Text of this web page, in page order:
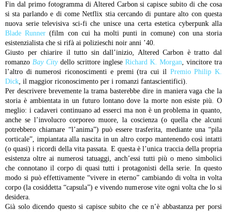
Fin dal primo fotogramma di Altered Carbon si capisce subito di che cosa
si sta parlando e di come Netflix stia cercando di puntare alto con questa
nuova serie televisiva sci-fi che unisce una certa estetica cyberpunk alla
Blade Runner (film con cui ha molti punti in comune) con una storia
esistenzialista che si rifà ai polizieschi noir anni ’40.
Giusto per chiarire il tutto sin dall’inizio, Altered Carbon è tratto dal
romanzo Bay Citydello scrittore inglese Richard K. Morgan, vincitore tra
l’altro di numerosi riconoscimenti e premi (tra cui il Premio Philip K.
Dick, il maggior riconoscimento per i romanzi fantascientifici).
Per descrivere brevemente la trama basterebbe dire in maniera vaga che la
storia è ambientata in un futuro lontano dove la morte non esiste più. O
meglio: i cadaveri continuano ad esserci ma non è un problema in quanto,
anche se l’involucro corporeo muore, la coscienza (o quella che alcuni
potrebbero chiamare “l’anima”) può essere trasferita, mediante una “pila
corticale”, impiantata alla nascita in un altro corpo mantenendo così intatti
(o quasi) i ricordi della vita passata. E questa è l’unica traccia della propria
esistenza oltre ai numerosi tatuaggi, anch’essi tutti più o meno simbolici
che connotano il corpo di quasi tutti i protagonisti della serie. In questo
modo si può effettivamente “vivere in eterno” cambiando di volta in volta
corpo (la cosiddetta “capsula”) e vivendo numerose vite ogni volta che lo si
desidera.
Già solo dicendo questo si capisce subito che ce n’è abbastanza per porsi